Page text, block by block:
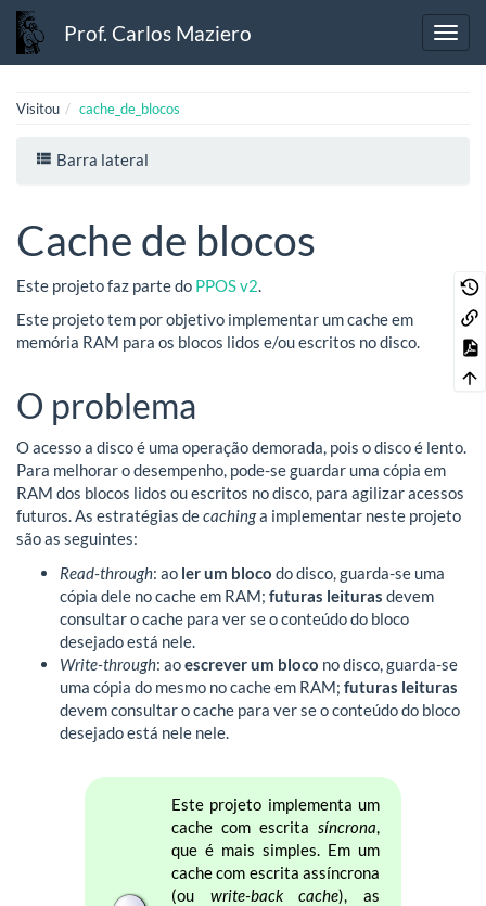
Prof. Carlos Maziero
Visitou cache_de_blocos
Barra lateral
Cache de blocos
Este projeto faz parte do PPOS v2.
Este projeto tem por objetivo implementar um cache em
memória RAM para os blocos lidos e/ou escritos no disco.
O problema
O acesso a disco é uma operação demorada, pois o disco é lento.
Para melhorar o desempenho, pode-se guardar uma cópia em
RAM dos blocos lidos ou escritos no disco, para agilizar acessos
futuros. As estratégias decachinga implementar neste projeto
são as seguintes:
Read-through: ao ler um bloco do disco, guarda-se uma
cópia dele no cache em RAM; futuras leituras devem
consultar o cache para ver se o conteúdo do bloco
desejado está nele.
Write-through: aoescrever um bloco no disco, guarda-se
uma cópia do mesmo no cache em RAM; futuras leituras
devem consultar o cache para ver se o conteúdo do bloco
desejado está nele nele.
Este projeto implementa um
cache com escritasíncrona,
que é mais simples. Em um
cache com escrita assíncrona
(ou write-back cache), as